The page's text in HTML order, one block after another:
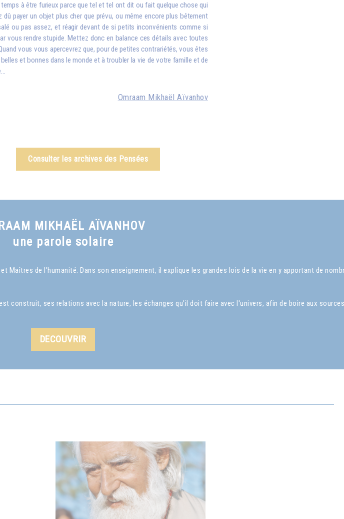
à être furieux parce que tel et tel ont dit ou fait quelque chose qui
payer un objet plus cher que prévu, ou même encore plus bêtement
ou pas assez, et réagir devant de si petits inconvénients comme si
vous rendre stupide. Mettez donc en balance ces détails avec toutes
vous vous apercevrez que, pour de petites contrariétés, vous êtes
et bonnes dans le monde et à troubler la vie de votre famille et de
Omraam Mikhaël Aïvanhov
Consulter les archives des Pensées
MIKHAËL AÏVANHOV
une parole solaire
Maîtres de l’humanité. Dans son enseignement, il explique les grandes lois de la vie en y apportant de
construit, ses relations avec la nature, les échanges qu'il doit faire avec l'univers, afin de boire aux
DECOUVRIR